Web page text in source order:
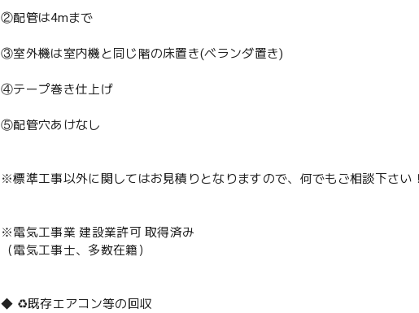
②配管は4mまで
③室外機は室内機と同じ階の床置き(ベランダ置き)
④テープ巻き仕上げ
⑤配管穴あけなし
※標準工事以外に関してはお見積りとなりますので、何でもご相談下さい
※電気工事業 建設業許可 取得済み
（電気工事士、多数在籍）
◆ ♻️既存エアコン等の回収